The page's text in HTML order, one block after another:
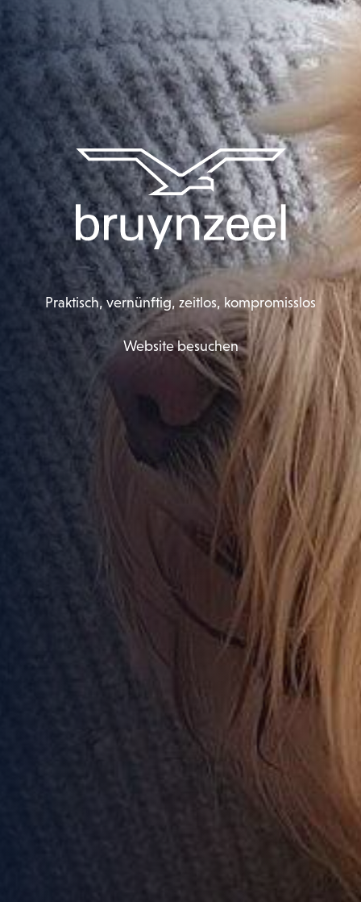
Praktisch, vernünftig, zeitlos, kompromisslos
Website besuchen